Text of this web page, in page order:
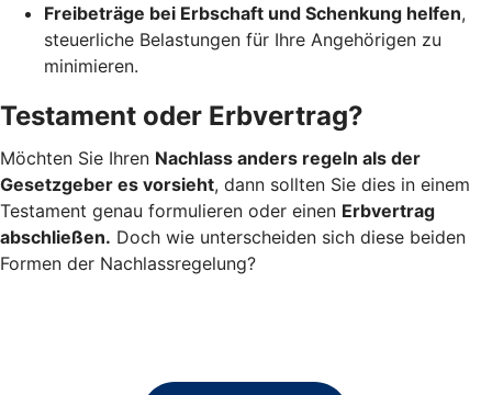
Freibeträge bei Erbschaft und Schenkung helfen,
steuerliche Belastungen für Ihre Angehörigen zu
minimieren.
Testament oder Erbvertrag?
Möchten Sie Ihren Nachlass anders regeln als der
Gesetzgeber es vorsieht, dann sollten Sie dies in einem
Testament genau formulieren oder einen Erbvertrag
abschließen. Doch wie unterscheiden sich diese beiden
Formen der Nachlassregelung?